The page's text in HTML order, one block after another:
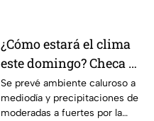
¿Cómo estará el clima
este domingo? Checa el
pronóstico para
Guerrero
Se prevé ambiente caluroso a
mediodía y precipitaciones de
moderadas a fuertes por la